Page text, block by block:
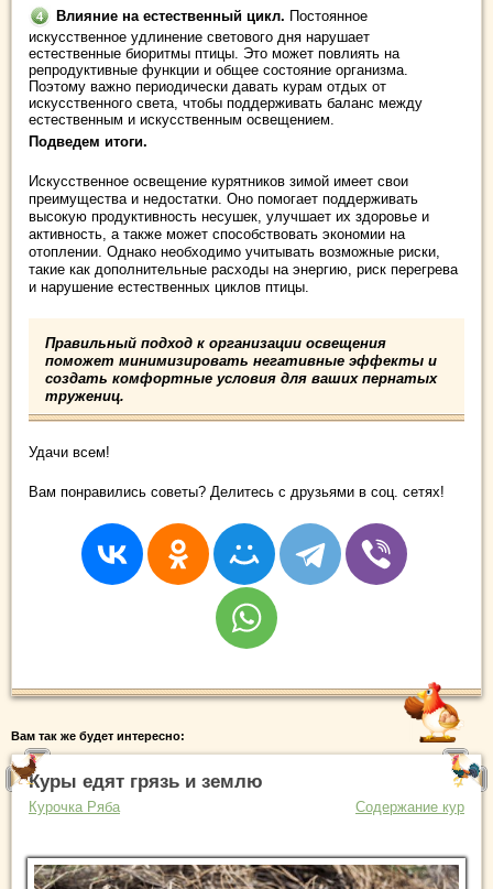
Влияние на естественный цикл. Постоянное
искусственное удлинение светового дня нарушает
естественные биоритмы птицы. Это может повлиять на
репродуктивные функции и общее состояние организма.
Поэтому важно периодически давать курам отдых от
искусственного света, чтобы поддерживать баланс между
естественным и искусственным освещением.
Подведем итоги.
Искусственное освещение курятников зимой имеет свои
преимущества и недостатки. Оно помогает поддерживать
высокую продуктивность несушек, улучшает их здоровье и
активность, а также может способствовать экономии на
отоплении. Однако необходимо учитывать возможные риски,
такие как дополнительные расходы на энергию, риск перегрева
и нарушение естественных циклов птицы.
Правильный подход к организации освещения
поможет минимизировать негативные эффекты и
создать комфортные условия для ваших пернатых
тружениц.
Удачи всем!
Вам понравились советы? Делитесь с друзьями в соц. сетях!
Вам так же будет интересно:
Куры едят грязь и землю
Курочка Ряба Содержание кур